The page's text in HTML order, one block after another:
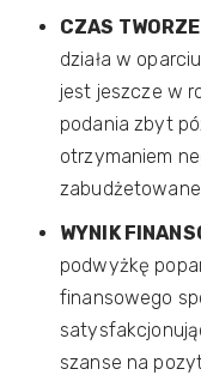
CZAS
działa w
jest jeszcze w
podania zbyt
otrzymaniem
WYNIK
podwyżkę
finansowego
szanse na